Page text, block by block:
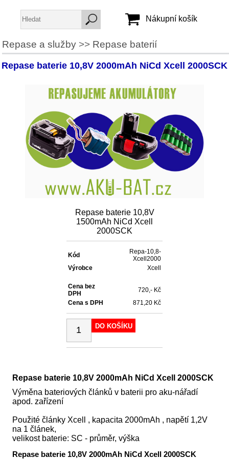
Jméno:
Heslo:
Zapomenuté heslo
Nákupní košík
Repase a služby>> Repase baterií
Repase baterie 10,8V 2000mAh NiCd Xcell 2000SCK
Repase baterie 10,8V
1500mAh NiCd Xcell
2000SCK
Kód
Repa-10,8-
Xcell2000
Výrobce
Xcell
Cena bez
DPH
720,- Kč
Cena s DPH
871,20 Kč
DO KOŠÍKU
Repase baterie 10,8V 2000mAh NiCd Xcell 2000SCK
Výměna bateriových článků v baterii pro aku-nářadí
apod. zařízení
Použité články Xcell , kapacita 2000mAh , napětí 1,2V
na 1 článek,
velikost baterie: SC - průměr, výška
Repase baterie 10,8V 2000mAh NiCd Xcell 2000SCK